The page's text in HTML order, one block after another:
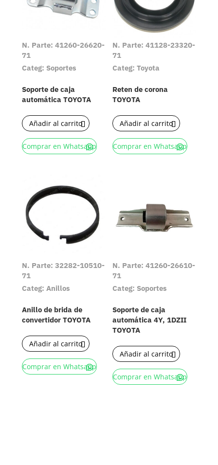
N. Parte: 41260-26620-
71
Categ: Soportes
Soporte de caja
automática TOYOTA
Añadir al carrito
Comprar en Whatsapp
N. Parte: 41128-23320-
71
Categ: Toyota
Reten de corona
TOYOTA
Añadir al carrito
Comprar en Whatsapp
N. Parte: 32282-10510-
71
Categ: Anillos
Anillo de brida de
convertidor TOYOTA
Añadir al carrito
Comprar en Whatsapp
N. Parte: 41260-26610-
71
Categ: Soportes
Soporte de caja
automática 4Y, 1DZII
TOYOTA
Añadir al carrito
Comprar en Whatsapp